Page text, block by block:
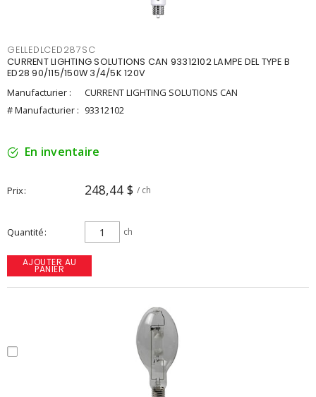
GELLEDLCED287SC
CURRENT LIGHTING SOLUTIONS CAN 93312102 LAMPE DEL TYPE B
ED28 90/115/150W 3/4/5K 120V
Manufacturier :
CURRENT LIGHTING SOLUTIONS CAN
# Manufacturier : 93312102
En inventaire
Prix 248,44 $ / ch
Quantité ch
AJOUTER AU
PANIER